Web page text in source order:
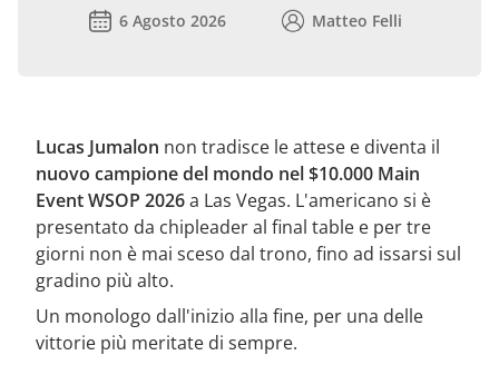
6 Agosto 2026 Matteo Felli
Lucas Jumalon non tradisce le attese e diventa il
nuovo campione del mondo nel $10.000 Main
Event WSOP 2026a Las Vegas. L'americano si è
presentato da chipleader al final table e per tre
giorni non è mai sceso dal trono, fino ad issarsi sul
gradino più alto.
Un monologo dall'inizio alla fine, per una delle
vittorie più meritate di sempre.